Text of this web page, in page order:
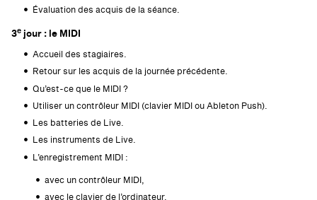
Évaluation des acquis de la séance.
3ejour : le MIDI
Accueil des stagiaires.
Retour sur les acquis de la journée précédente.
Qu’est-ce que le MIDI ?
Utiliser un contrôleur MIDI (clavier MIDI ou Ableton Push).
Les batteries de Live.
Les instruments de Live.
L’enregistrement MIDI :
avec un contrôleur MIDI,